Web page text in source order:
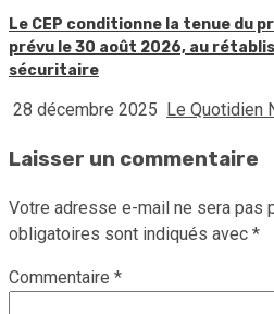
Le CEP conditionne la tenue du
prévu le 30 août 2026, au
sécuritaire
28 décembre 2025 Le Quotidien
Laisser un commentaire
Votre adresse e-mail ne sera pas
obligatoires sont indiqués avec *
Commentaire *